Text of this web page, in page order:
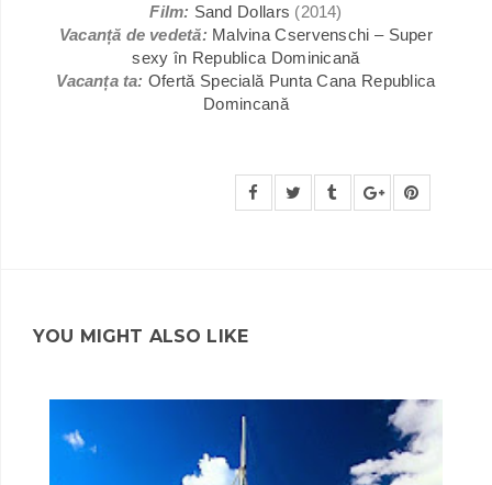
Film: Sand Dollars (2014)
Vacanță de vedetă: Malvina Cservenschi – Super
sexy în Republica Dominicană
Vacanța ta: Ofertă Specială Punta Cana Republica
Domincană
YOU MIGHT ALSO LIKE